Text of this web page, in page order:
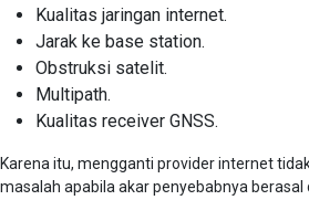
Kualitas jaringan internet.
Jarak ke base station.
Obstruksi satelit.
Multipath.
Kualitas receiver GNSS.
Karena itu, mengganti provider internet
masalah apabila akar penyebabnya berasal